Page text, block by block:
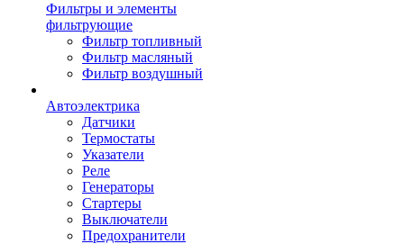
Фильтры и элементы
фильтрующие
Фильтр топливный
Фильтр масляный
Фильтр воздушный
Автоэлектрика
Датчики
Термостаты
Указатели
Реле
Генераторы
Стартеры
Выключатели
Предохранители